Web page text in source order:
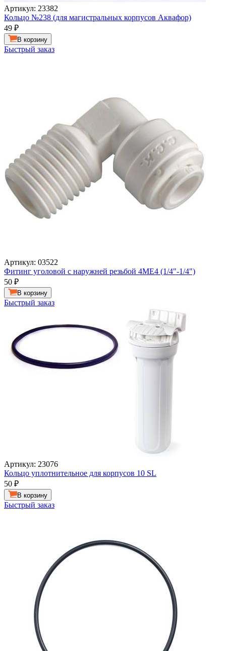
Артикул: 23382
Кольцо №238 (для магистральных корпусов Аквафор)
49 ₽
В корзину
Быстрый заказ
Артикул: 03522
Фитинг уголовой с наружней резьбой 4ME4 (1/4"-1/4")
50 ₽
В корзину
Быстрый заказ
Артикул: 23076
Кольцо уплотнительное для корпусов 10 SL
50 ₽
В корзину
Быстрый заказ